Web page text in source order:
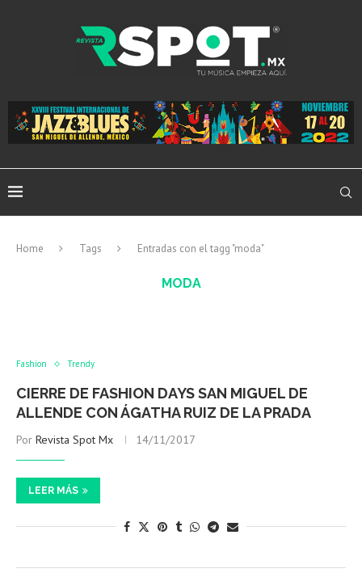
Home Tags Entradas con el tagg "moda"
MODA
Fashion Trendy
CIERRE DE FASHION DAYS SAN MIGUEL DE
ALLENDE CON ÁGATHA RUIZ DE LA PRADA
Por Revista Spot Mx 14/11/2017
LEER MÁS